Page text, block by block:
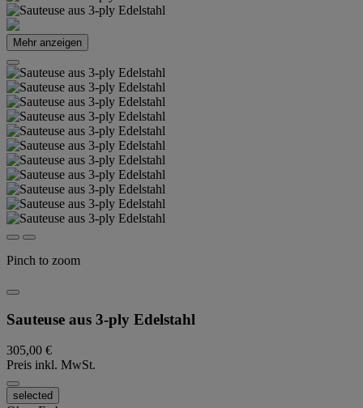
Mehr anzeigen
Pinch to zoom
Sauteuse aus 3-ply Edelstahl
305,00 €
Preis inkl. MwSt.
selected